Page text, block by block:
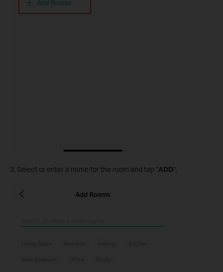
3. Select or enter a name for the room and tap “ADD”.